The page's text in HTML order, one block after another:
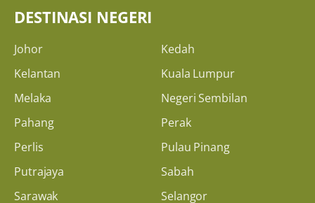
DESTINASI NEGERI
Johor
Kedah
Kelantan
Kuala Lumpur
Melaka
Negeri Sembilan
Pahang
Perak
Perlis
Pulau Pinang
Putrajaya
Sabah
Sarawak
Selangor